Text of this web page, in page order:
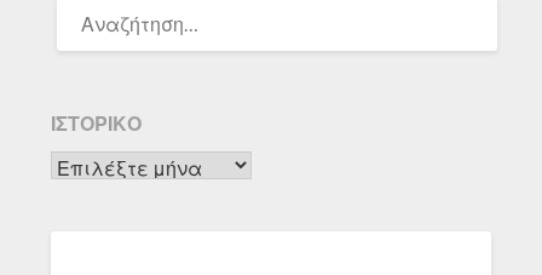
ΓΙΑ:
ΙΣΤΟΡΙΚΌ
Ιστορικό